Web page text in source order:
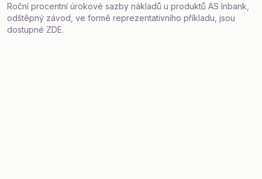
Roční procentní úrokové sazby nákladů u produktů AS Inbank,
odštěpný závod, ve formě reprezentativního příkladu, jsou
dostupné ZDE.